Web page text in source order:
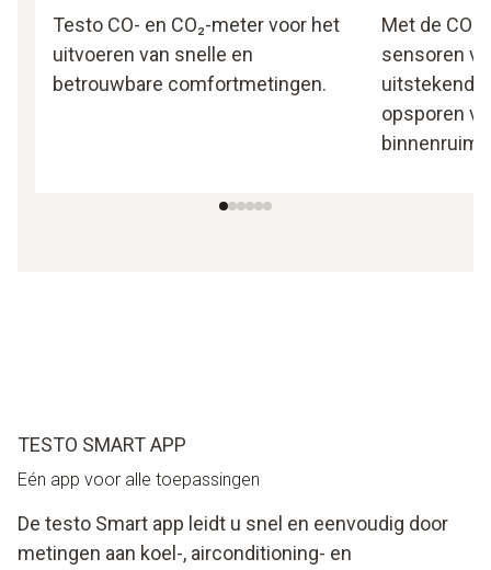
Testo CO- en CO₂-meter voor het
uitvoeren van snelle en
betrouwbare comfortmetingen.
Met de CO-
sensoren
uitstekend
opsporen
TESTO SMART APP
Eén app voor alle toepassingen
De testo Smart app leidt u snel en eenvoudig door
metingen aan koel-, airconditioning- en